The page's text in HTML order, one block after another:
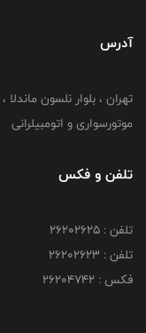
آدرس
موتورسواری و اتومبیلرانی
تلفن و فکس
تلفن : ۲۶۲۰۲۶۲۵
تلفن : ۲۶۲۰۲۶۲۳
فکس : ۲۶۲۰۴۷۴۲